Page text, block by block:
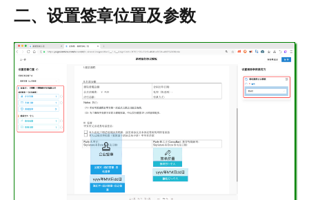
二、设置签章位置及参数